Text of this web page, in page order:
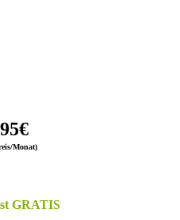
Monat)
GRATIS